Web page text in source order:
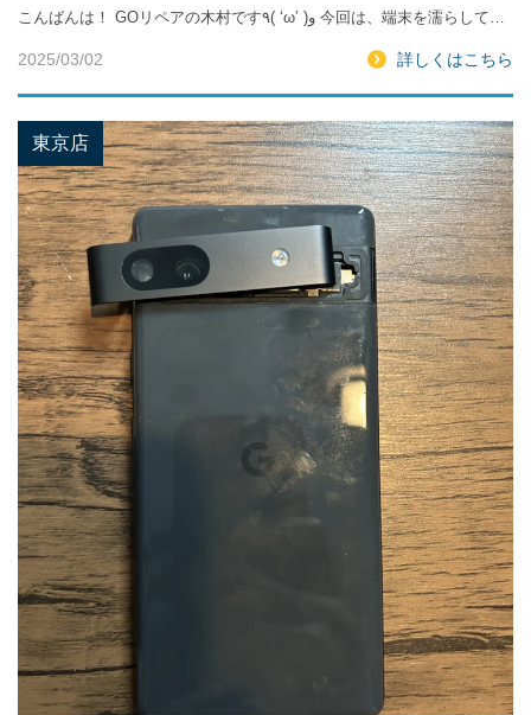
こんばんは！ GOリペアの木村です٩( ‘ω’ )و 今回は、端末を濡らして…
2025/03/02 詳しくはこちら
東京店